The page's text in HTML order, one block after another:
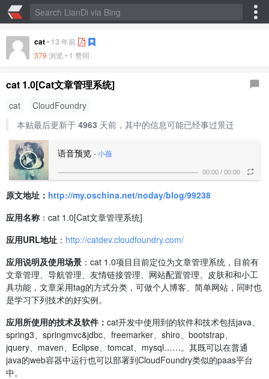
cat• 13 年前
379 浏览 • 1 赞同
cat 1.0[Cat文章管理系统]
cat
CloudFoundry
本贴最后更新于 4963 天前，其中的信息可能已经事过景迁
语音预览 - 小薇
00:00 / 00:00
原文地址： http://my.oschina.net/noday/blog/99238
应用名称 ：cat 1.0[Cat文章管理系统]
应用URL地址 ： http://catdev.cloudfoundry.com/
应用说明及使用场景 ：cat 1.0项目目前定位为文章管理系统，目前有
文章管理、导航管理、友情链接管理、网站配置管理、皮肤和和小工
具功能，文章采用tag的方式分类，可做个人博客、简单网站，同时也
是学习下列技术的好实例。
应用所使用的技术及软件： cat开发中使用到的软件和技术包括java、
spring3、springmvc&jdbc、freemarker、shiro、bootstrap、
jquery、maven、Eclipse、tomcat、mysql……。其既可以在普通
java的web容器中运行也可以部署到CloudFoundry类似的paas平台
中。